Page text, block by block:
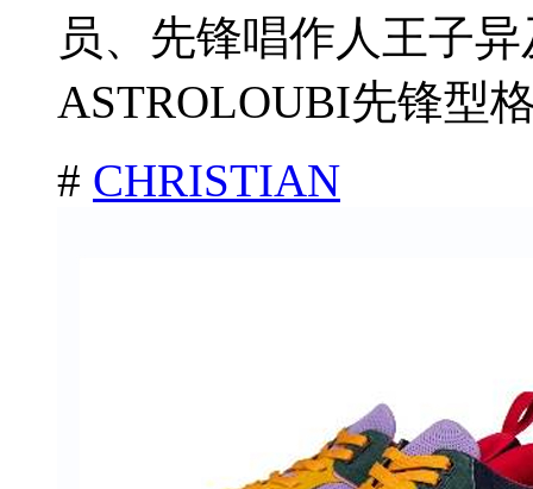
员、先锋唱作人王子
ASTROLOUBI先锋型
# CHRISTIAN